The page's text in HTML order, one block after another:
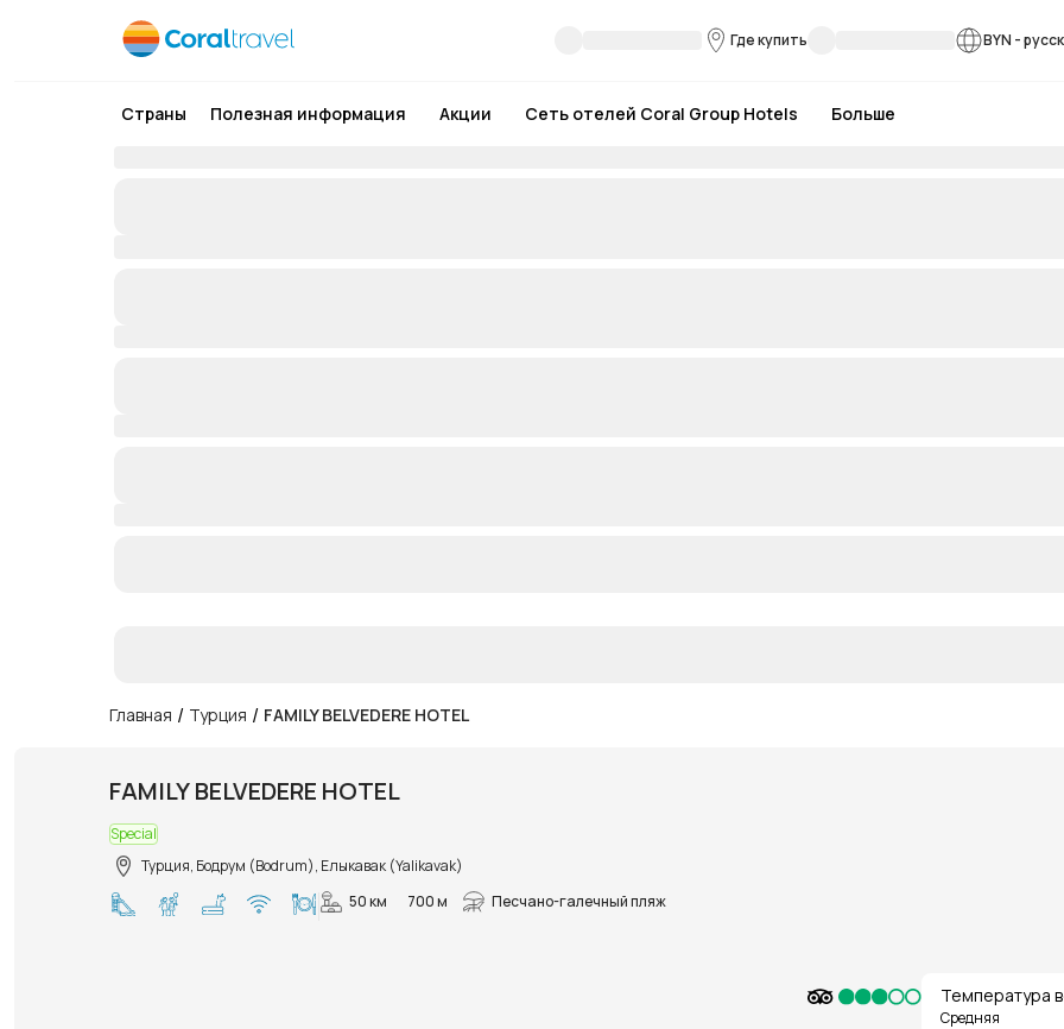
Где купить BYN -
Страны Полезная информация Акции Сеть отелей Coral Group Hotels Больше
Главная / Турция / FAMILY BELVEDERE HOTEL
FAMILY BELVEDERE HOTEL
Special
Турция, Бодрум (Bodrum), Елыкавак (Yalikavak)
50 км
700 м Песчано-галечный пляж
Температура
Средняя